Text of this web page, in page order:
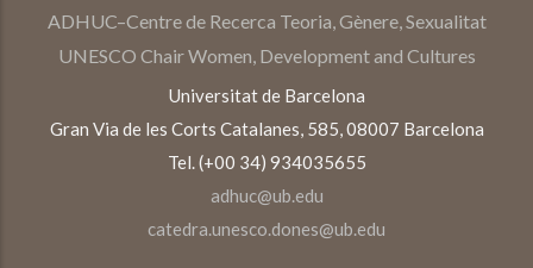
ADHUC–Centre de Recerca Teoria, Gènere, Sexualitat
UNESCO Chair Women, Development and Cultures
Universitat de Barcelona
Gran Via de les Corts Catalanes, 585, 08007 Barcelona
Tel. (+00 34) 934035655
adhuc@ub.edu
catedra.unesco.dones@ub.edu